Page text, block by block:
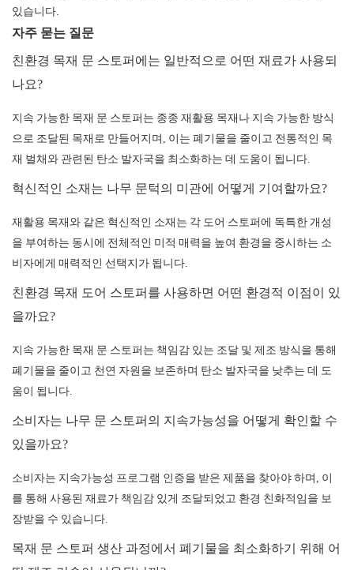
있습니다.
자주 묻는 질문
친환경 목재 문 스토퍼에는 일반적으로 어떤 재료가 사용되
나요?
지속 가능한 목재 문 스토퍼는 종종 재활용 목재나 지속 가능한 방식
으로 조달된 목재로 만들어지며, 이는 폐기물을 줄이고 전통적인 목
재 벌채와 관련된 탄소 발자국을 최소화하는 데 도움이 됩니다.
혁신적인 소재는 나무 문턱의 미관에 어떻게 기여할까요?
재활용 목재와 같은 혁신적인 소재는 각 도어 스토퍼에 독특한 개성
을 부여하는 동시에 전체적인 미적 매력을 높여 환경을 중시하는 소
비자에게 매력적인 선택지가 됩니다.
친환경 목재 도어 스토퍼를 사용하면 어떤 환경적 이점이 있
을까요?
지속 가능한 목재 문 스토퍼는 책임감 있는 조달 및 제조 방식을 통해
폐기물을 줄이고 천연 자원을 보존하며 탄소 발자국을 낮추는 데 도
움이 됩니다.
소비자는 나무 문 스토퍼의 지속가능성을 어떻게 확인할 수
있을까요?
소비자는 지속가능성 프로그램 인증을 받은 제품을 찾아야 하며, 이
를 통해 사용된 재료가 책임감 있게 조달되었고 환경 친화적임을 보
장받을 수 있습니다.
목재 문 스토퍼 생산 과정에서 폐기물을 최소화하기 위해 어